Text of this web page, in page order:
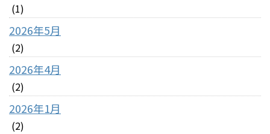
(1)
2026年5月
(2)
2026年4月
(2)
2026年1月
(2)